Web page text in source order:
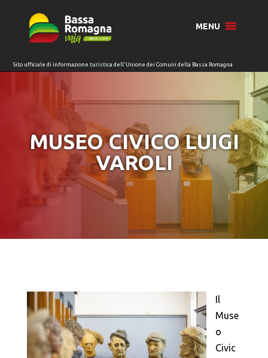
MENU
MUSEO CIVICO LUIGI
VAROLI
Il
Muse
o
Civic